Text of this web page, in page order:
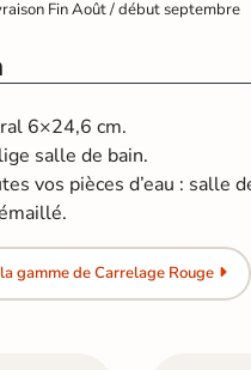
Fin Août / début septembre
6×24,6 cm.
salle de bain.
vos pièces d’eau : salle
gamme de Carrelage Rouge